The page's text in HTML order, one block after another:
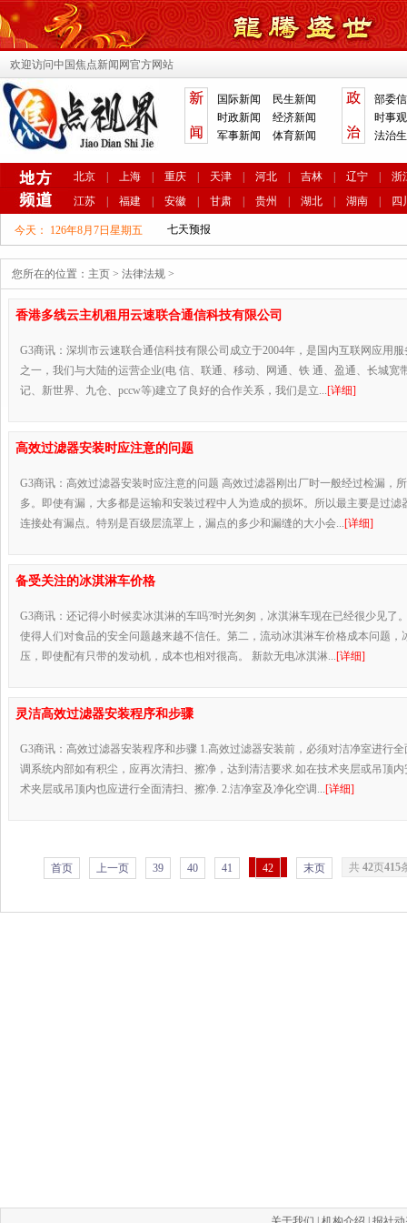
欢迎访问中国焦点新闻网官方网站
国际新闻
民生新闻
时政新闻
经济新闻
军事新闻
体育新闻
部委
时事
法治
北京 上海 重庆 天津 河北 吉林 辽宁
浙
江苏
福建 安徽 甘肃 贵州 湖北 湖南 四
今天： 126年8月7日星期五
您所在的位置： 主页 > 法律法规 >
香港多线云主机租用云速联合通信科技有限公司
G3商讯：深圳市云速联合通信科技有限公司成立于2004年，是国内互联网应用
之一，我们与大陆的运营企业(电 信、联通、移动、网通、铁 通、盈通、长城宽
记、新世界、九仓、pccw等)建立了良好的合作关系，我们是立...[详细]
高效过滤器安装时应注意的问题
G3商讯：高效过滤器安装时应注意的问题 高效过滤器刚出厂时一般经过检漏，
多。即使有漏，大多都是运输和安装过程中人为造成的损坏。所以最主要是过滤
连接处有漏点。特别是百级层流罩上，漏点的多少和漏缝的大小会...[详细]
备受关注的冰淇淋车价格
G3商讯：还记得小时候卖冰淇淋的车吗?时光匆匆，冰淇淋车现在已经很少见了
使得人们对食品的安全问题越来越不信任。第二，流动冰淇淋车价格成本问题，
压，即使配有只带的发动机，成本也相对很高。 新款无电冰淇淋...[详细]
灵洁高效过滤器安装程序和步骤
G3商讯：高效过滤器安装程序和步骤 1.高效过滤器安装前，必须对洁净室进行
调系统内部如有积尘，应再次清扫、擦净，达到清洁要求.如在技术夹层或吊顶
术夹层或吊顶内也应进行全面清扫、擦净. 2.洁净室及净化空调...[详细]
首页 上一页 39 40 41 42 末页 共 42页415